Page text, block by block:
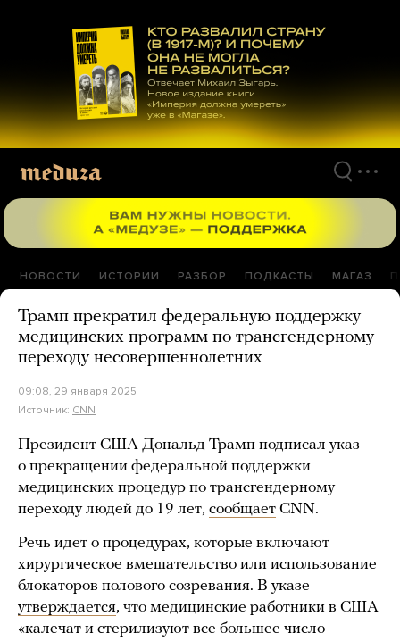
материалам
НОВОСТИ ИСТОРИИ РАЗБОР ПОДКАСТЫ МАГАЗ
Трамп прекратил федеральную поддержку
медицинских программ по трансгендерному
переходу несовершеннолетних
09:08, 29 января 2025
Источник: CNN
Президент США Дональд Трамп подписал указ
о прекращении федеральной поддержки
медицинских процедур по трансгендерному
переходу людей до 19 лет, сообщает CNN.
Речь идет о процедурах, которые включают
хирургическое вмешательство или использование
блокаторов полового созревания. В указе
утверждается, что медицинские работники в США
«калечат и стерилизуют все большее число